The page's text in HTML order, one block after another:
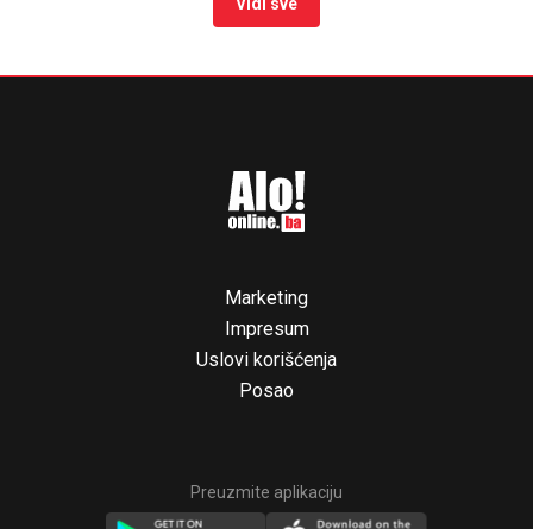
Vidi sve
Marketing
Impresum
Uslovi korišćenja
Posao
Preuzmite aplikaciju